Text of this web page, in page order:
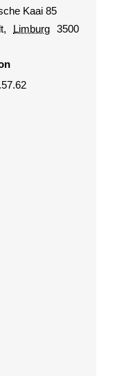
Kaai 85
, Limburg 3500